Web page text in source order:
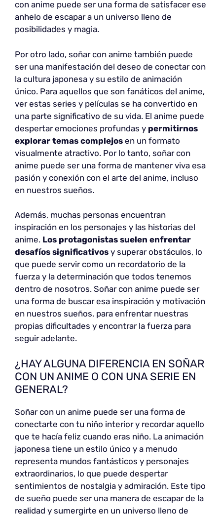
con anime puede ser una forma de satisfacer ese
anhelo de escapar a un universo lleno de
posibilidades y magia.
Por otro lado, soñar con anime también puede
ser una manifestación del deseo de conectar con
la cultura japonesa y su estilo de animación
único. Para aquellos que son fanáticos del anime,
ver estas series y películas se ha convertido en
una parte significativo de su vida. El anime puede
despertar emociones profundas y permitirnos
explorar temas complejos en un formato
visualmente atractivo. Por lo tanto, soñar con
anime puede ser una forma de mantener viva esa
pasión y conexión con el arte del anime, incluso
en nuestros sueños.
Además, muchas personas encuentran
inspiración en los personajes y las historias del
anime. Los protagonistas suelen enfrentar
desafíos significativos y superar obstáculos, lo
que puede servir como un recordatorio de la
fuerza y ​​la determinación que todos tenemos
dentro de nosotros. Soñar con anime puede ser
una forma de buscar esa inspiración y motivación
en nuestros sueños, para enfrentar nuestras
propias dificultades y encontrar la fuerza para
seguir adelante.
¿HAY ALGUNA DIFERENCIA EN SOÑAR
CON UN ANIME O CON UNA SERIE EN
GENERAL?
Soñar con un anime puede ser una forma de
conectarte con tu niño interior y recordar aquello
que te hacía feliz cuando eras niño. La animación
japonesa tiene un estilo único y a menudo
representa mundos fantásticos y personajes
extraordinarios, lo que puede despertar
sentimientos de nostalgia y admiración. Este tipo
de sueño puede ser una manera de escapar de la
realidad y sumergirte en un universo lleno de